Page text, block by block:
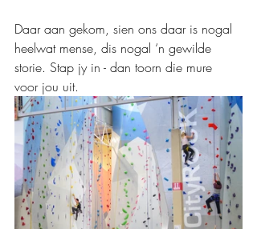
Daar aan gekom, sien ons daar is nogal
heelwat mense, dis nogal ‘n gewilde
storie. Stap jy in - dan toorn die mure
voor jou uit.